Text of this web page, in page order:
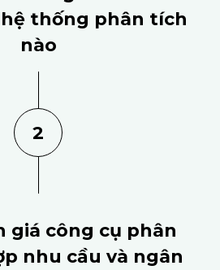
thống phân tích
nào
2
giá công cụ phân
nhu cầu và ngân